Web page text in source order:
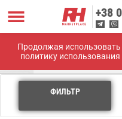
Продолжая
политику
+38
Главная
Лабораторное
Биохимические
ФИЛЬТР